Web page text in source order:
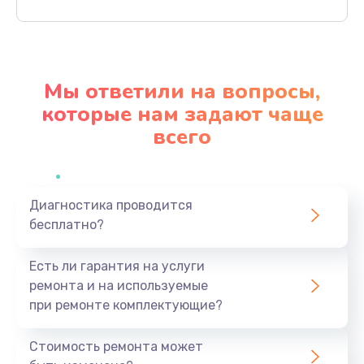
Заказать
Профилактическая чистка
Заказать
1440 руб.
Мы ответили на вопросы,
которые нам задают чаще
всего
Диагностика проводится
бесплатно?
Есть ли гарантия на услуги
ремонта и на используемые
при ремонте комплектующие?
Стоимость ремонта может